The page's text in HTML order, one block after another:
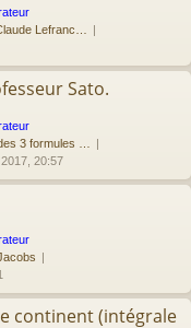
Lefranc…
Sato.
3 formules …
2017, 20:57
continent (intégrale